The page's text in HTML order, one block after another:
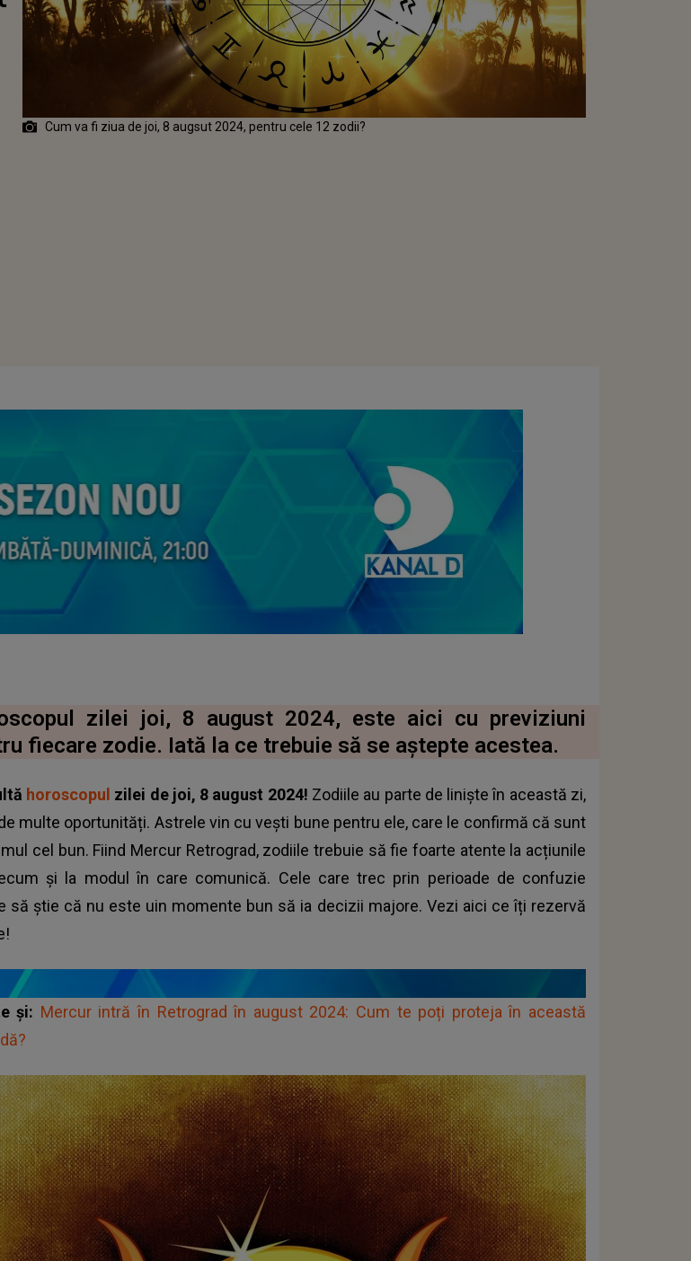
Cum va fi ziua de joi, 8 augsut 2024, pentru cele 12 zodii?
ARTICOLUL
zilei joi, 8 august 2024, este aici cu previziuni
fiecare zodie. Iată la ce trebuie să se aștepte acestea.
horoscopul zilei de joi, 8 august 2024! Zodiile au parte de liniște în această zi,
multe oportunități. Astrele vin cu vești bune pentru ele, care le confirmă că sunt
cel bun. Fiind Mercur Retrograd, zodiile trebuie să fie foarte atente la acțiunile
și la modul în care comunică. Cele care trec prin perioade de confuzie
să știe că nu este uin momente bun să ia decizii majore. Vezi aici ce îți rezervă
și: Mercur intră în Retrograd în august 2024: Cum te poți proteja în această